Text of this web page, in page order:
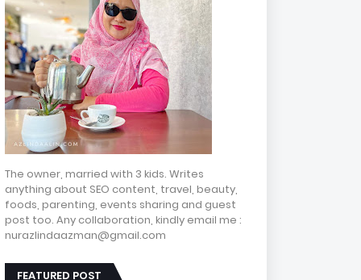
The owner, married with 3 kids. Writes
anything about SEO content, travel, beauty,
foods, parenting, events sharing and guest
post too. Any collaboration, kindly email me :
nurazlindaazman@gmail.com
FEATURED POST